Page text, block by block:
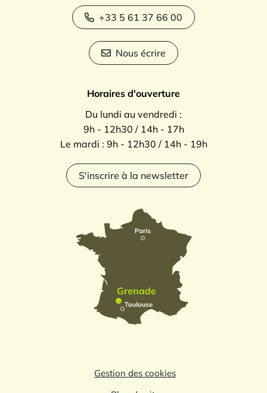
+33 5 61 37 66 00
Nous écrire
Horaires d'ouverture
Du lundi au vendredi :
9h - 12h30 / 14h - 17h
Le mardi : 9h - 12h30 / 14h - 19h
S'inscrire à la newsletter
Gestion des cookies